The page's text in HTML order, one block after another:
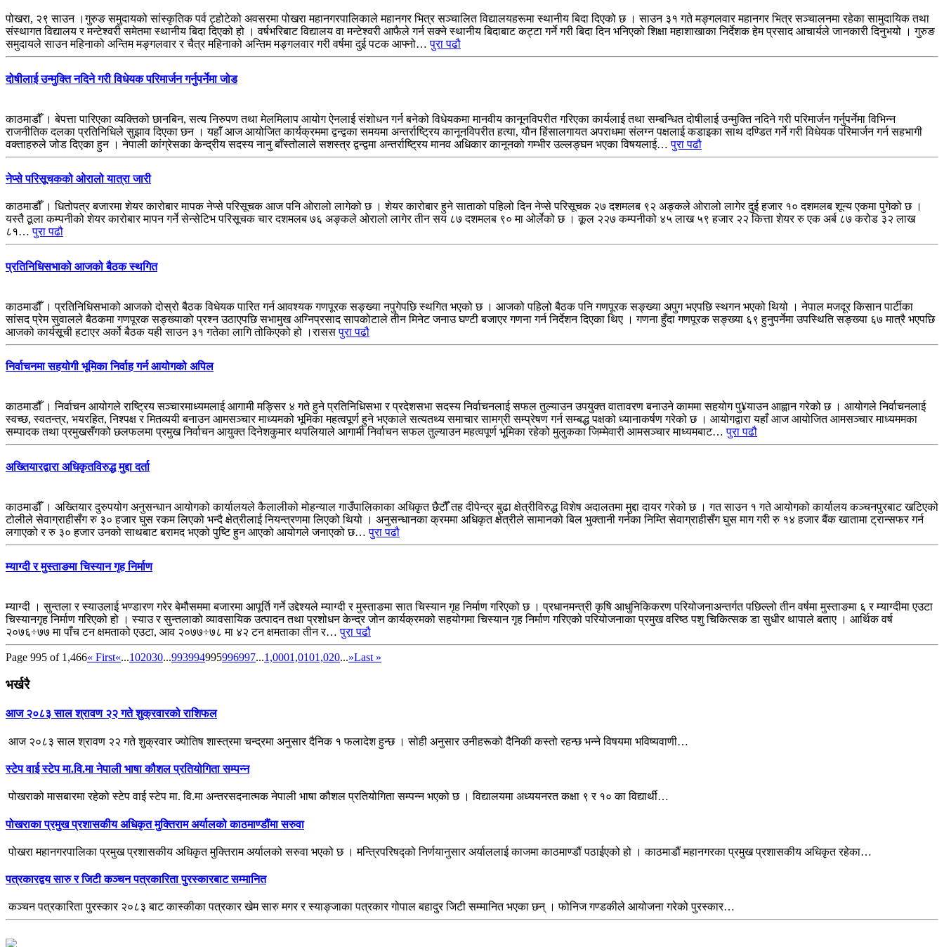
पोखरा, २९ साउन ।गुरुङ समुदायको सांस्कृतिक पर्व ट्होटेको अवसरमा पोखरा महानगरपालिकाले महानगर भित्र सञ्चालित विद्यालयहरूमा स्थानीय बिदा दिएको छ । साउन ३१ गते मङ्गलवार महानगर भित्र सञ्चालनमा रहेका सामुदायिक तथा
संस्थागत विद्यालय र मन्टेश्वरी समेतमा स्थानीय बिदा दिएको हो । वर्षभरिबाट विद्यालय वा मन्टेश्वरी आफैले गर्न सक्ने स्थानीय बिदाबाट कट्टा गर्ने गरी बिदा दिन भनिएको शिक्षा महाशाखाका निर्देशक हेम प्रसाद आचार्यले जानकारी दिनुभयो । गुरुङ
समुदायले साउन महिनाको अन्तिम मङ्गलवार र चैत्र महिनाको अन्तिम मङ्गलवार गरी वर्षमा दुई पटक आफ्नो…पुरा पढौ
दोषीलाई उन्मुक्ति नदिने गरी विधेयक परिमार्जन गर्नुपर्नेमा जोड
काठमाडौँ । बेपत्ता पारिएका व्यक्तिको छानबिन, सत्य निरुपण तथा मेलमिलाप आयोग ऐनलाई संशोधन गर्न बनेको विधेयकमा मानवीय कानूनविपरीत गरिएका कार्यलाई तथा सम्बन्धित दोषीलाई उन्मुक्ति नदिने गरी परिमार्जन गर्नुपर्नेमा विभिन्न
राजनीतिक दलका प्रतिनिधिले सुझाव दिएका छन । यहाँ आज आयोजित कार्यक्रममा द्वन्द्वका समयमा अन्तर्राष्ट्रिय कानूनविपरीत हत्या, यौन हिंसालगायत अपराधमा संलग्न पक्षलाई कडाइका साथ दण्डित गर्ने गरी विधेयक परिमार्जन गर्न सहभागी
वक्ताहरुले जोड दिएका हुन । नेपाली कांग्रेसका केन्द्रीय सदस्य नानु बाँस्तोलाले सशस्त्र द्वन्द्वमा अन्तर्राष्ट्रिय मानव अधिकार कानूनको गम्भीर उल्लङ्घन भएका विषयलाई…पुरा पढौ
नेप्से परिसूचकको ओरालो यात्रा जारी
काठमाडौँ । धितोपत्र बजारमा शेयर कारोबार मापक नेप्से परिसूचक आज पनि ओरालो लागेको छ । शेयर कारोबार हुने साताको पहिलो दिन नेप्से परिसूचक २७ दशमलब ९२ अङ्कले ओरालो लागेर दुई हजार १० दशमलब शून्य एकमा पुगेको छ ।
यस्तै ठूला कम्पनीको शेयर कारोबार मापन गर्ने सेन्सेटिभ परिसूचक चार दशमलब ७६ अङ्कले ओरालो लागेर तीन सय ८७ दशमलब ९० मा ओर्लेको छ । कूल २२७ कम्पनीको ४५ लाख ५९ हजार २२ कित्ता शेयर रु एक अर्ब ८७ करोड ३२ लाख
८१…पुरा पढौ
प्रतिनिधिसभाको आजको बैठक स्थगित
काठमाडौँ । प्रतिनिधिसभाको आजको दोस्रो बैठक विधेयक पारित गर्न आवश्यक गणपूरक सङ्ख्या नपुगेपछि स्थगित भएको छ । आजको पहिलो बैठक पनि गणपूरक सङ्ख्या अपुग भएपछि स्थगन भएको थियो । नेपाल मजदूर किसान पार्टीका
सांसद प्रेम सुवालले बैठकमा गणपूरक सङ्ख्याको प्रश्न उठाएपछि सभामुख अग्निप्रसाद सापकोटाले तीन मिनेट जनाउ घण्टी बजाएर गणना गर्न निर्देशन दिएका थिए । गणना हुँदा गणपूरक सङ्ख्या ६९ हुनुपर्नेमा उपस्थिति सङ्ख्या ६७ मात्रै भएपछि
आजको कार्यसूची हटाएर अर्को बैठक यही साउन ३१ गतेका लागि तोकिएको हो ।राससपुरा पढौ
निर्वाचनमा सहयोगी भूमिका निर्वाह गर्न आयोगको अपिल
काठमाडौँ । निर्वाचन आयोगले राष्ट्रिय सञ्चारमाध्यमलाई आगामी मङ्सिर ४ गते हुने प्रतिनिधिसभा र प्रदेशसभा सदस्य निर्वाचनलाई सफल तुल्याउन उपयुक्त वातावरण बनाउने काममा सहयोग पु¥याउन आह्वान गरेको छ । आयोगले निर्वाचनलाई
स्वच्छ, स्वतन्त्र, भयरहित, निश्पक्ष र मितव्ययी बनाउन आमसञ्चार माध्यमको भूमिका महत्वपूर्ण हुने भएकाले सत्यतथ्य समाचार सामग्री सम्प्रेषण गर्न सम्बद्ध पक्षको ध्यानाकर्षण गरेको छ । आयोगद्वारा यहाँ आज आयोजित आमसञ्चार माध्यममका
सम्पादक तथा प्रमुखसँगको छलफलमा प्रमुख निर्वाचन आयुक्त दिनेशकुमार थपलियाले आगामी निर्वाचन सफल तुल्याउन महत्वपूर्ण भूमिका रहेको मुलुकका जिम्मेवारी आमसञ्चार माध्यमबाट…पुरा पढौ
अख्तियारद्वारा अधिकृतविरुद्ध मुद्दा दर्ता
काठमाडौँ । अख्तियार दुरुपयोग अनुसन्धान आयोगको कार्यालयले कैलालीको मोहन्याल गाउँपालिकाका अधिकृत छैटौँ तह दीपेन्द्र बुढा क्षेत्रीविरुद्ध विशेष अदालतमा मुद्दा दायर गरेको छ । गत साउन १ गते आयोगको कार्यालय कञ्चनपुरबाट खटिएको
टोलीले सेवाग्राहीसँग रु ३० हजार घुस रकम लिएको भन्दै क्षेत्रीलाई नियन्त्रणमा लिएको थियो । अनुसन्धानका क्रममा अधिकृत क्षेत्रीले सामानको बिल भुक्तानी गर्नका निम्ति सेवाग्राहीसँग घुस माग गरी रु १४ हजार बैंक खातामा ट्रान्सफर गर्न
लगाएको र रु ३० हजार उनको साथबाट बरामद भएको पुष्टि हुन आएको आयोगले जनाएको छ…पुरा पढौ
म्याग्दी र मुस्ताङमा चिस्यान गृह निर्माण
म्याग्दी । सुन्तला र स्याउलाई भण्डारण गरेर बेमौसममा बजारमा आपूर्ति गर्ने उद्देश्यले म्याग्दी र मुस्ताङमा सात चिस्यान गृह निर्माण गरिएको छ । प्रधानमन्त्री कृषि आधुनिकिकरण परियोजनाअन्तर्गत पछिल्लो तीन वर्षमा मुस्ताङमा ६ र म्याग्दीमा एउटा
चिस्यानगृह निर्माण गरिएको हो । स्याउ र सुन्तलाको व्यावसायिक उत्पादन तथा प्रशोधन केन्द्र जोन कार्यक्रमको सहयोगमा चिस्यान गृह निर्माण गरिएको परियोजनाका प्रमुख वरिष्ठ पशु चिकित्सक डा सुधीर थापाले बताए । आर्थिक वर्ष
२०७६÷७७ मा पाँच टन क्षमताको एउटा, आव २०७७÷७८ मा ४२ टन क्षमताका तीन र…पुरा पढौ
Page 995 of 1,466« First«...102030...993994995996997...1,0001,0101,020...»Last »
भर्खरै
आज २०८३ साल श्रावण २२ गते शुक्रवारको राशिफल
आज २०८३ साल श्रावण २२ गते शुक्रवार ज्योतिष शास्त्रमा चन्द्रमा अनुसार दैनिक १ फलादेश हुन्छ । सोही अनुसार उनीहरूको दैनिकी कस्तो रहन्छ भन्ने विषयमा भविष्यवाणी…
स्टेप वाई स्टेप मा.वि.मा नेपाली भाषा कौशल प्रतियोगिता सम्पन्न
पोखराको मासबारमा रहेको स्टेप वाई स्टेप मा. वि.मा अन्तरसदनात्मक नेपाली भाषा कौशल प्रतियोगिता सम्पन्न भएको छ । विद्यालयमा अध्ययनरत कक्षा ९ र १० का विद्यार्थी…
पोखराका प्रमुख प्रशासकीय अधिकृत मुक्तिराम अर्यालको काठमाण्डौंमा सरुवा
पोखरा महानगरपालिका प्रमुख प्रशासकीय अधिकृत मुक्तिराम अर्यालको सरुवा भएको छ । मन्त्रिपरिषद्को निर्णयानुसार अर्याललाई काजमा काठमाण्डौं पठाईएको हो । काठमाडौं महानगरका प्रमुख प्रशासकीय अधिकृत रहेका…
पत्रकारद्वय सारु र जिटी कञ्चन पत्रकारिता पुरस्कारबाट सम्मानित
कञ्चन पत्रकारिता पुरस्कार २०८३ बाट कास्कीका पत्रकार खेम सारु मगर र स्याङ्जाका पत्रकार गोपाल बहादुर जिटी सम्मानित भएका छन् । फोनिज गण्डकीले आयोजना गरेको पुरस्कार…